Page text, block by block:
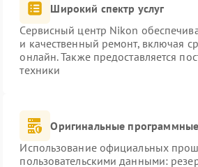
Широкий спектр услуг
Сервисный центр Nikon
и качественный ремонт, включая
онлайн. Также предоставляется
техники
Оригинальные
Использование официальных
пользовательскими данными: